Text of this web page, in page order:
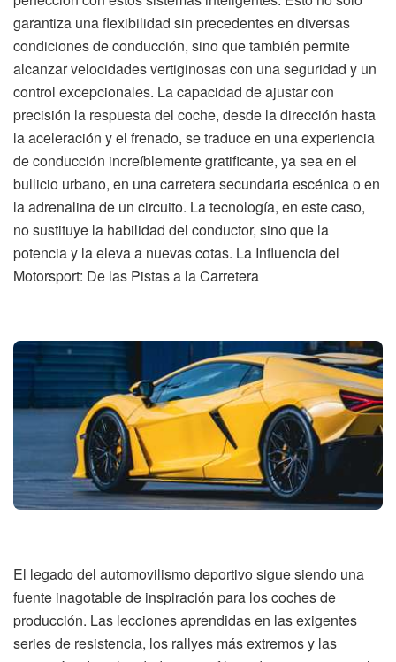
garantiza una flexibilidad sin precedentes en diversas
condiciones de conducción, sino que también permite
alcanzar velocidades vertiginosas con una seguridad y un
control excepcionales. La capacidad de ajustar con
precisión la respuesta del coche, desde la dirección hasta
la aceleración y el frenado, se traduce en una experiencia
de conducción increíblemente gratificante, ya sea en el
bullicio urbano, en una carretera secundaria escénica o en
la adrenalina de un circuito. La tecnología, en este caso,
no sustituye la habilidad del conductor, sino que la
potencia y la eleva a nuevas cotas. La Influencia del
Motorsport: De las Pistas a la Carretera
El legado del automovilismo deportivo sigue siendo una
fuente inagotable de inspiración para los coches de
producción. Las lecciones aprendidas en las exigentes
series de resistencia, los rallyes más extremos y las